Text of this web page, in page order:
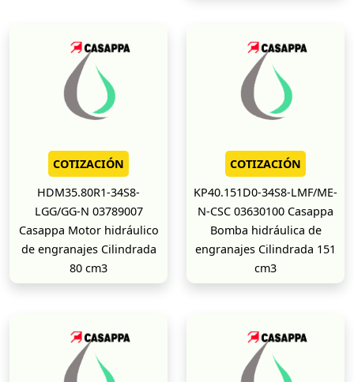
COTIZACIÓN
HDM35.80R1-34S8-
LGG/GG-N 03789007
Casappa Motor hidráulico
de engranajes Cilindrada
80 cm3
COTIZACIÓN
KP40.151D0-34S8-LMF/ME-
N-CSC 03630100 Casappa
Bomba hidráulica de
engranajes Cilindrada 151
cm3